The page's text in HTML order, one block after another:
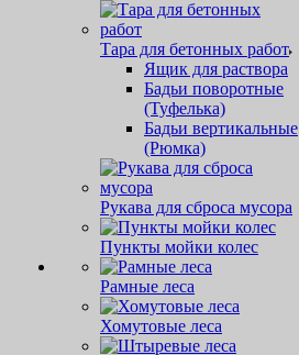
Тара для бетонных работ
Ящик для раствора
Бадьи поворотные
(Туфелька)
Бадьи вертикальные
(Рюмка)
Рукава для сброса мусора
Пункты мойки колес
Рамные леса
Хомутовые леса